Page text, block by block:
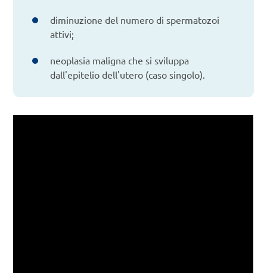
diminuzione del numero di spermatozoi
attivi;
neoplasia maligna che si sviluppa
dall'epitelio dell'utero (caso singolo).